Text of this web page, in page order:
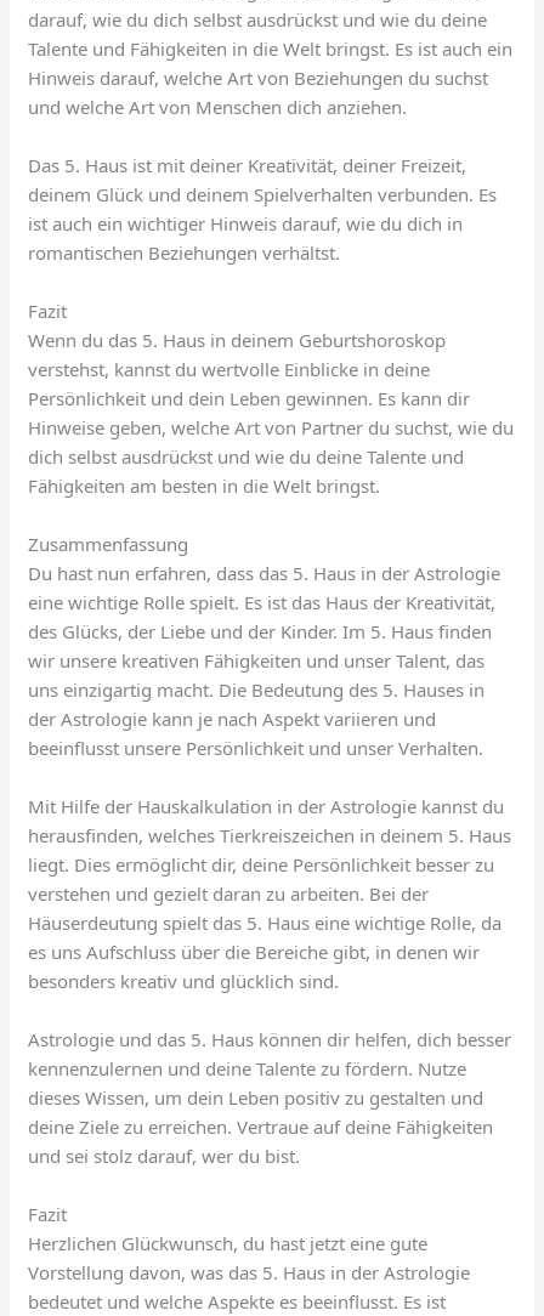
darauf, wie du dich selbst ausdrückst und wie du deine
Talente und Fähigkeiten in die Welt bringst. Es ist auch ein
Hinweis darauf, welche Art von Beziehungen du suchst
und welche Art von Menschen dich anziehen.
Das 5. Haus ist mit deiner Kreativität, deiner Freizeit,
deinem Glück und deinem Spielverhalten verbunden. Es
ist auch ein wichtiger Hinweis darauf, wie du dich in
romantischen Beziehungen verhältst.
Fazit
Wenn du das 5. Haus in deinem Geburtshoroskop
verstehst, kannst du wertvolle Einblicke in deine
Persönlichkeit und dein Leben gewinnen. Es kann dir
Hinweise geben, welche Art von Partner du suchst, wie du
dich selbst ausdrückst und wie du deine Talente und
Fähigkeiten am besten in die Welt bringst.
Zusammenfassung
Du hast nun erfahren, dass das 5. Haus in der Astrologie
eine wichtige Rolle spielt. Es ist das Haus der Kreativität,
des Glücks, der Liebe und der Kinder. Im 5. Haus finden
wir unsere kreativen Fähigkeiten und unser Talent, das
uns einzigartig macht. Die Bedeutung des 5. Hauses in
der Astrologie kann je nach Aspekt variieren und
beeinflusst unsere Persönlichkeit und unser Verhalten.
Mit Hilfe der Hauskalkulation in der Astrologie kannst du
herausfinden, welches Tierkreiszeichen in deinem 5. Haus
liegt. Dies ermöglicht dir, deine Persönlichkeit besser zu
verstehen und gezielt daran zu arbeiten. Bei der
Häuserdeutung spielt das 5. Haus eine wichtige Rolle, da
es uns Aufschluss über die Bereiche gibt, in denen wir
besonders kreativ und glücklich sind.
Astrologie und das 5. Haus können dir helfen, dich besser
kennenzulernen und deine Talente zu fördern. Nutze
dieses Wissen, um dein Leben positiv zu gestalten und
deine Ziele zu erreichen. Vertraue auf deine Fähigkeiten
und sei stolz darauf, wer du bist.
Fazit
Herzlichen Glückwunsch, du hast jetzt eine gute
Vorstellung davon, was das 5. Haus in der Astrologie
bedeutet und welche Aspekte es beeinflusst. Es ist